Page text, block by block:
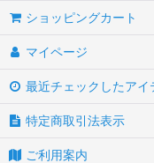
ショッピングカート
マイページ
最近チェックしたアイ
特定商取引法表示
ご利用案内